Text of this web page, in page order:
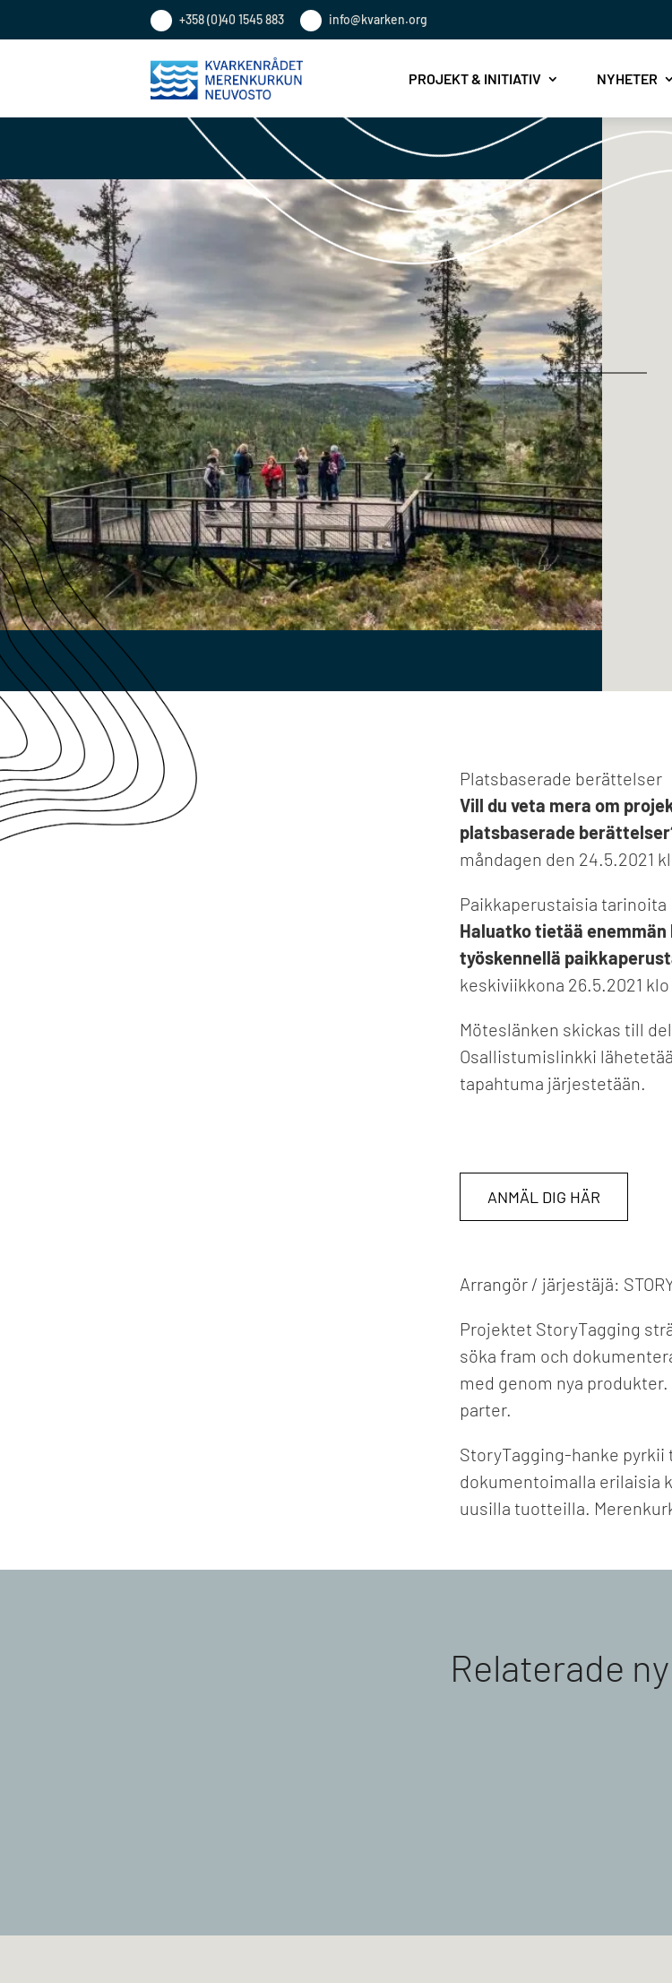
+358 (0)40 1545 883 info@kvarken.org
PROJEKT & INITIATIV NYHETER
Platsbaserade berättelser
Vill du veta mera om
platsbaserade
måndagen den 24.5.2021
Paikkaperustaisia tarinoita
Haluatko tietää
työskennellä
keskiviikkona 26.5.2021 klo
Möteslänken skickas till
Osallistumislinkki
tapahtuma järjestetään.
ANMÄL DIG HÄR
Arrangör / järjestäjä:
Projektet StoryTagging
söka fram och
med genom nya
parter.
StoryTagging-hanke
dokumentoimalla erilaisia
uusilla tuotteilla.
Relaterade